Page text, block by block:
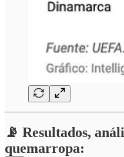
📡 Resultados,
quemarropa: